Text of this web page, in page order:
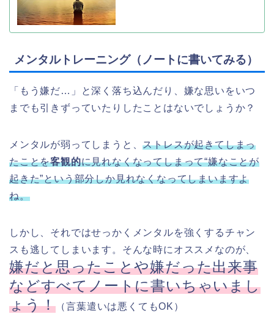
メンタルトレーニング（ノートに書いてみる）
「もう嫌だ…」と深く落ち込んだり、嫌な思いをいつ
までも引きずっていたりしたことはないでしょうか？
メンタルが弱ってしまうと、ストレスが起きてしまっ
たことを客観的に見れなくなってしまって“嫌なことが
起きた”という部分しか見れなくなってしまいますよ
ね。
しかし、それではせっかくメンタルを強くするチャン
スも逃してしまいます。そんな時にオススメなのが、
嫌だと思ったことや嫌だった出来事
などすべてノートに書いちゃいまし
ょう！ （言葉遣いは悪くてもOK）